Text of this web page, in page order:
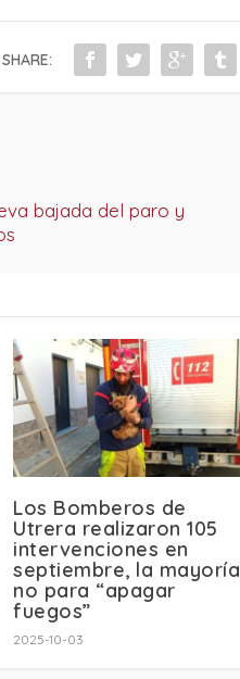
SHARE:
bajada del paro y
Los Bomberos de
Utrera realizaron 105
intervenciones en
septiembre, la mayoría
no para “apagar
fuegos”
2025-10-03